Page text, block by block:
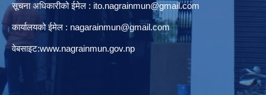
सूचना अधिकारीको ईमेल : ito.nagrainmun@gmail.com
कार्यालयको ईमेल : nagarainmun@gmail.com
वेबसाइट:www.nagrainmun.gov.np